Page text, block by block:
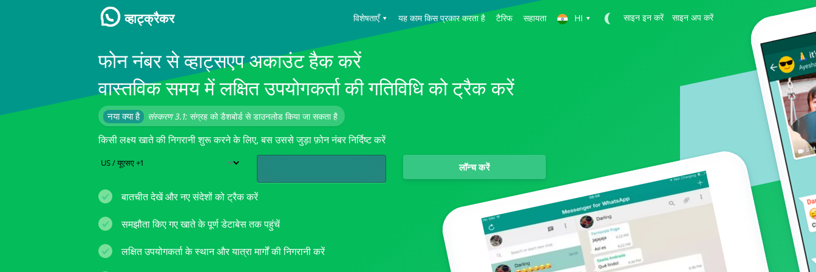
व्हाट्क्रैकर विशेषताएँ ▾ यह काम किस प्रकार करता है टैरिफ सहायता HI ▾ साइन इन करें साइन अप करें
Español
Français
Deutsch
中文
日本
Portuguese (Brazil)
English
Italiano
Türkçe
व्हाट्सएप ट्रैकर
संदेश ट्रैकिंग
स्थान ट्रैकिंग
व्हाट्सएप रिकवरी
कॉल ट्रैकिंग
एंड्रॉइड संस्करण
फोन नंबर से व्हाट्सएप अकाउंट हैक करें
वास्तविक समय में लक्षित उपयोगकर्ता की गतिविधि को ट्रैक करें
नया क्या है संस्करण 3.1: संग्रह को डैशबोर्ड से डाउनलोड किया जा सकता है
किसी लक्ष्य खाते की निगरानी शुरू करने के लिए, बस उससे जुड़ा फ़ोन नंबर निर्दिष्ट करें
लॉन्च करें
बातचीत देखें और नए संदेशों को ट्रैक करें
समझौता किए गए खाते के पूर्ण डेटाबेस तक पहुंचें
लक्षित उपयोगकर्ता के स्थान और यात्रा मार्गों की निगरानी करें